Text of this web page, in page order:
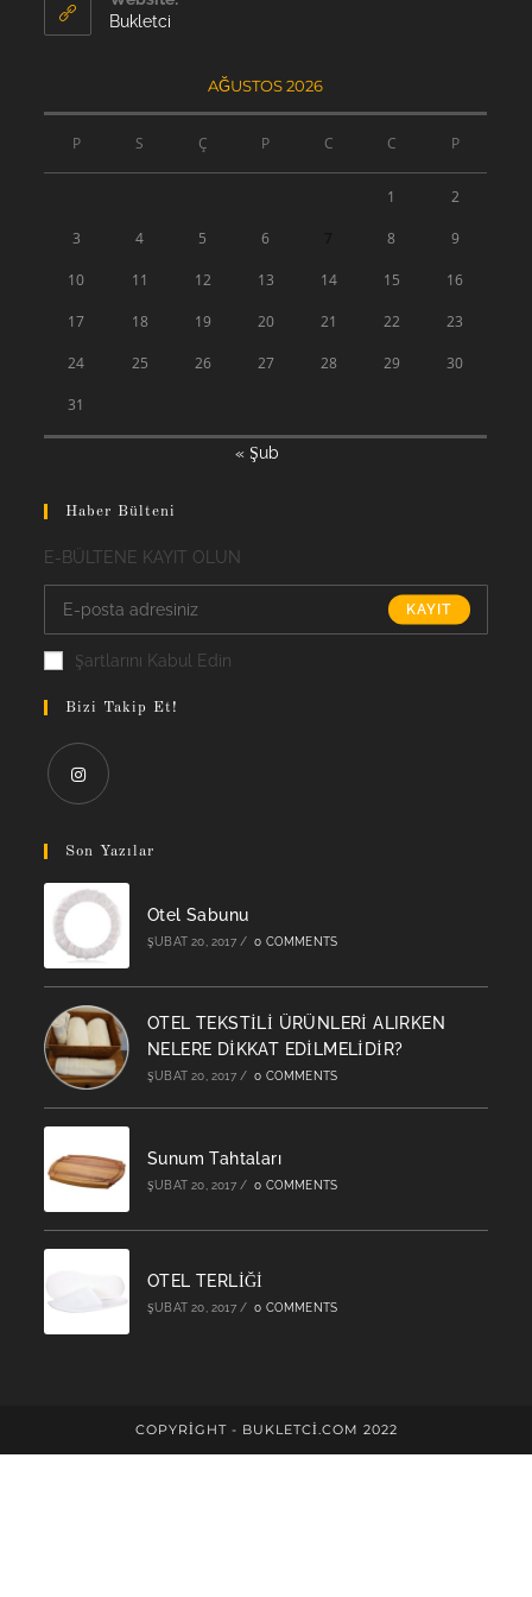
Bukletci
AĞUSTOS 2026
P S Ç P C C P
1 2
3 4 5 6 8 9
10 11 12 13 14 15 16
17 18 19 20 21 22 23
24 25 26 27 28 29 30
31
« Şub
Haber Bülteni
E-BÜLTENE KAYIT OLUN
KAYIT
Şartlarını Kabul Edin
Bizi Takip Et!
in
new
tab
Son Yazılar
Otel Sabunu
ŞUBAT 20, 2017 / 0 COMMENTS
OTEL TEKSTİLİ ÜRÜNLERİ ALIRKEN
NELERE DİKKAT EDİLMELİDİR?
ŞUBAT 20, 2017 / 0 COMMENTS
Sunum Tahtaları
ŞUBAT 20, 2017 / 0 COMMENTS
OTEL TERLİĞİ
ŞUBAT 20, 2017 / 0 COMMENTS
COPYRIGHT - BUKLETCİ.COM 2022